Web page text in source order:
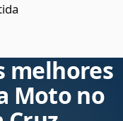
melhores
Moto no